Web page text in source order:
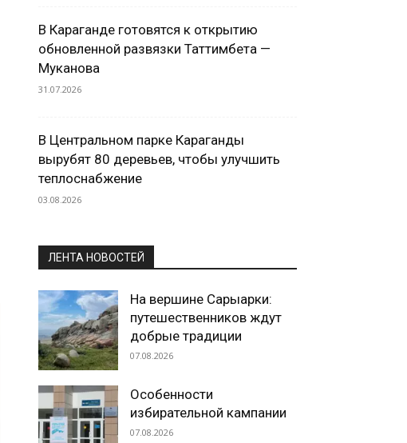
В Караганде готовятся к открытию
обновленной развязки Таттимбета —
Муканова
31.07.2026
В Центральном парке Караганды
вырубят 80 деревьев, чтобы улучшить
теплоснабжение
03.08.2026
ЛЕНТА НОВОСТЕЙ
На вершине Сарыарки:
путешественников ждут
добрые традиции
07.08.2026
Особенности
избирательной кампании
07.08.2026